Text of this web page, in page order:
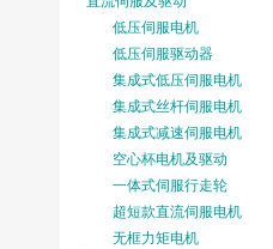
低压伺服电机
低压伺服驱动器
集成式低压伺服电机
集成式丝杆伺服电机
集成式减速伺服电机
空心杯电机及驱动
一体式伺服行走轮
超短款直流伺服电机
无框力矩电机